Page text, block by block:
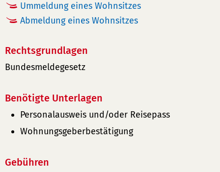
Ummeldung eines Wohnsitzes
Abmeldung eines Wohnsitzes
Rechtsgrundlagen
Bundesmeldegesetz
Benötigte Unterlagen
Personalausweis und/oder Reisepass
Wohnungsgeberbestätigung
Gebühren